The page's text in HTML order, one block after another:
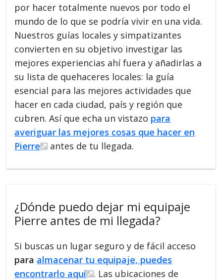
por hacer totalmente nuevos por todo el
mundo de lo que se podría vivir en una vida.
Nuestros guías locales y simpatizantes
convierten en su objetivo investigar las
mejores experiencias ahí fuera y añadirlas a
su lista de quehaceres locales: la guía
esencial para las mejores actividades que
hacer en cada ciudad, país y región que
cubren. Así que echa un vistazo para
averiguar las mejores cosas que hacer en
Pierre
antes de tu llegada.
¿Dónde puedo dejar mi equipaje
Pierre antes de mi llegada?
Si buscas un lugar seguro y de fácil acceso
para almacenar tu equipaje, puedes
encontrarlo aquí
. Las ubicaciones de